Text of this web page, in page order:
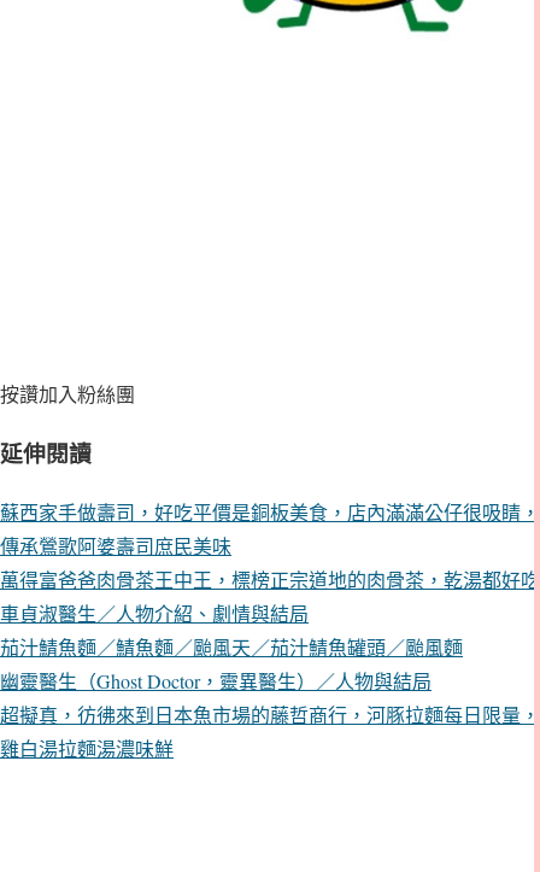
按讚加入粉絲團
延伸閱讀
蘇西家手做壽司，好吃平價是銅板美食，店內滿滿公仔很吸睛，
傳承鶯歌阿婆壽司庶民美味
萬得富爸爸肉骨茶王中王，標榜正宗道地的肉骨茶，乾湯都好吃
車貞淑醫生／人物介紹、劇情與結局
茄汁鯖魚麵／鯖魚麵／颱風天／茄汁鯖魚罐頭／颱風麵
幽靈醫生（Ghost Doctor，靈異醫生）／人物與結局
超擬真，彷彿來到日本魚市場的藤哲商行，河豚拉麵每日限量，
雞白湯拉麵湯濃味鮮